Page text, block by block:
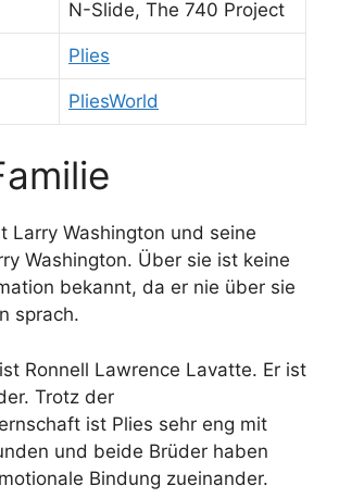
N-Slide, The 740 Project
Plies
PliesWorld
Larry Washington und seine
Washington. Über sie ist keine
bekannt, da er nie über sie
sprach.
Ronnell Lawrence Lavatte. Er ist
Trotz der
ist Plies sehr eng mit
und beide Brüder haben
Bindung zueinander.